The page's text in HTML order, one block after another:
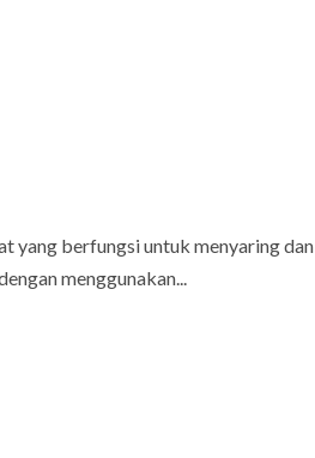
yang berfungsi untuk menyaring dan
menggunakan...